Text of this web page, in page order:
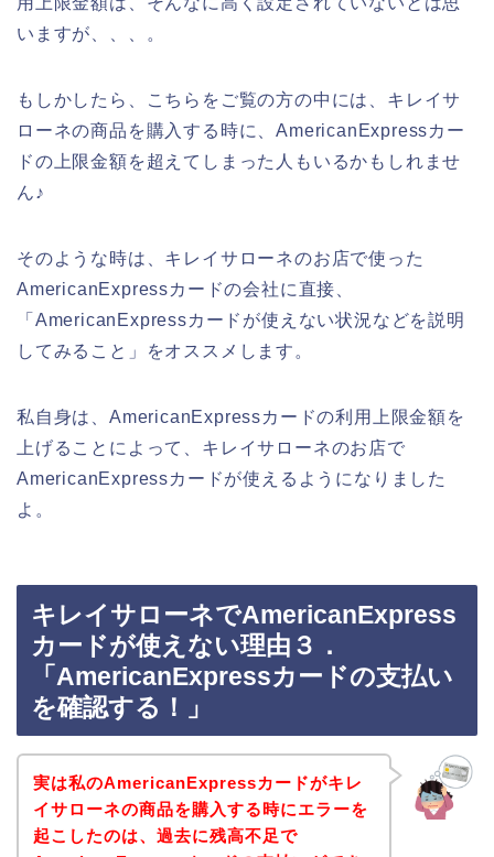
いますが、、、。
もしかしたら、こちらをご覧の方の中には、キレイサ
ローネの商品を購入する時に、AmericanExpressカー
ドの上限金額を超えてしまった人もいるかもしれませ
ん♪
そのような時は、キレイサローネのお店で使った
AmericanExpressカードの会社に直接、
「AmericanExpressカードが使えない状況などを説明
してみること」をオススメします。
私自身は、AmericanExpressカードの利用上限金額を
上げることによって、キレイサローネのお店で
AmericanExpressカードが使えるようになりました
よ。
キレイサローネでAmericanExpress
カードが使えない理由３．
「AmericanExpressカードの支払い
を確認する！」
実は私のAmericanExpressカードがキレ
イサローネの商品を購入する時にエラーを
起こしたのは、過去に残高不足で